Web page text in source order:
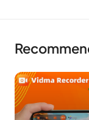
ใช้ในช่วงเวลาที่ผ่
ปัญหาการประหยัดแ
การปิดแอปพื้นหลัง
นอกจากนี้ คุณยังสา